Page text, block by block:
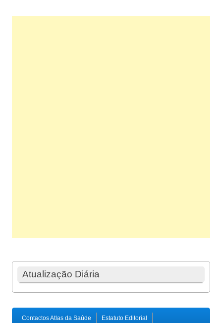
Atualização Diária
Contactos Atlas da Saúde Estatuto Editorial